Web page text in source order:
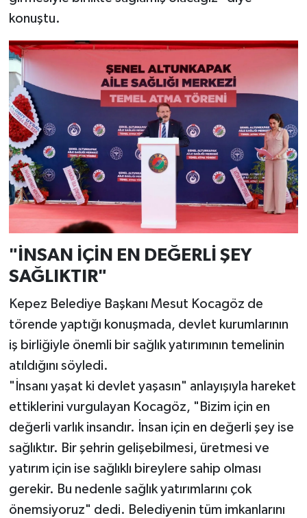
konuştu.
"İNSAN İÇİN EN DEĞERLİ ŞEY
SAĞLIKTIR"
Kepez Belediye Başkanı Mesut Kocagöz de
törende yaptığı konuşmada, devlet kurumlarının
iş birliğiyle önemli bir sağlık yatırımının temelinin
atıldığını söyledi.
"İnsanı yaşat ki devlet yaşasın" anlayışıyla hareket
ettiklerini vurgulayan Kocagöz, "Bizim için en
değerli varlık insandır. İnsan için en değerli şey ise
sağlıktır. Bir şehrin gelişebilmesi, üretmesi ve
yatırım için ise sağlıklı bireylere sahip olması
gerekir. Bu nedenle sağlık yatırımlarını çok
önemsiyoruz" dedi. Belediyenin tüm imkanlarını